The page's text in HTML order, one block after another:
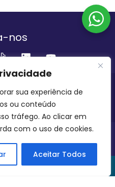
sua experiência de
ou conteúdo
tráfego. Ao clicar em
com o uso de cookies.
Aceitar Todos
nos
FALE CONOSCO
BRASIL
2024 - 2026